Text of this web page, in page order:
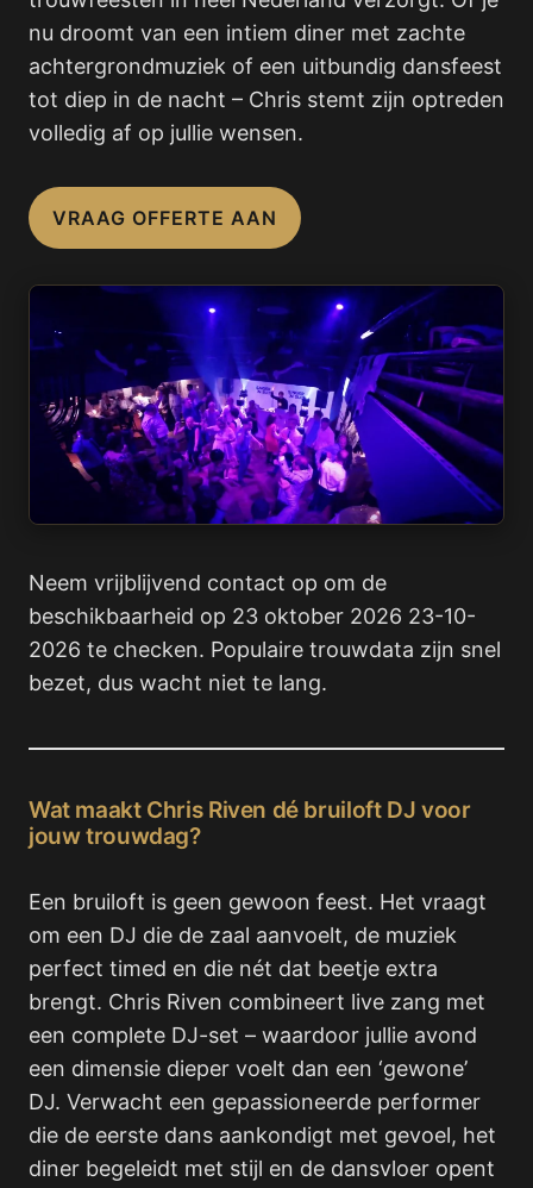
nu droomt van een intiem diner met zachte
achtergrondmuziek of een uitbundig dansfeest
tot diep in de nacht – Chris stemt zijn optreden
volledig af op jullie wensen.
VRAAG OFFERTE AAN
Neem vrijblijvend contact op om de
beschikbaarheid op 23 oktober 2026 23-10-
2026 te checken. Populaire trouwdata zijn snel
bezet, dus wacht niet te lang.
Wat maakt Chris Riven dé bruiloft DJ voor
jouw trouwdag?
Een bruiloft is geen gewoon feest. Het vraagt
om een DJ die de zaal aanvoelt, de muziek
perfect timed en die nét dat beetje extra
brengt. Chris Riven combineert live zang met
een complete DJ-set – waardoor jullie avond
een dimensie dieper voelt dan een ‘gewone’
DJ. Verwacht een gepassioneerde performer
die de eerste dans aankondigt met gevoel, het
diner begeleidt met stijl en de dansvloer opent